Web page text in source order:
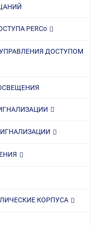
PERCo
ДОСТУПОМ
КОРПУСА